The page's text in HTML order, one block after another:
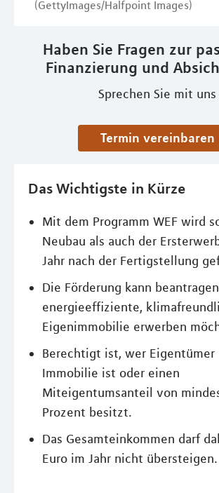
(GettyImages/Halfpoint Images)
Haben Sie Fragen zur
Finanzierung und
Sprechen Sie mit uns
Termin vereinbaren
Das Wichtigste in Kürze
Mit dem Programm WEF wird
Neubau als auch der
Jahr nach der Fertigstellung
Die Förderung kann
energieeffiziente,
Eigenimmobilie erwerben
Berechtigt ist, wer Eigentümer
Immobilie ist oder einen
Miteigentumsanteil von
Prozent besitzt.
Das Gesamteinkommen darf
Euro im Jahr nicht übersteigen.